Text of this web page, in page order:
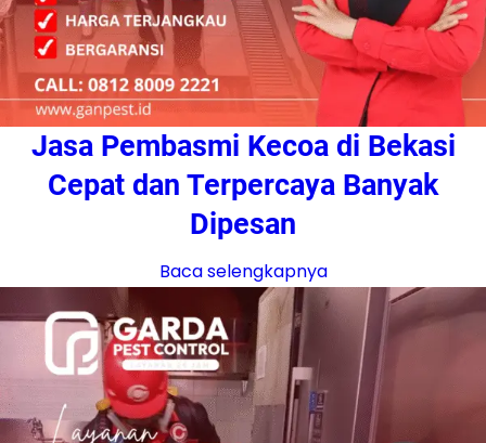
Jasa Pembasmi Kecoa di Bekasi
Cepat dan Terpercaya Banyak
Dipesan
Baca selengkapnya